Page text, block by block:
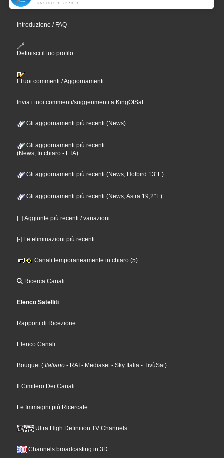
Introduzione / FAQ
Definisci il tuo profilo
I Tuoi commenti / Aggiornamenti
Invia i tuoi commenti/suggerimenti a KingOfSat
Gli aggiornamenti più recenti (News)
Gli aggiornamenti più recenti
(News, In chiaro - FTA)
Gli aggiornamenti più recenti (News, Hotbird 13°E)
Gli aggiornamenti più recenti (News, Astra 19,2°E)
[+] Aggiunte più recenti / variazioni
[-] Le eliminazioni più recenti
Canali temporaneamente in chiaro (5)
Ricerca Canali
Elenco Satelliti
Rapporti di Ricezione
Elenco Canali
Bouquet( Italiano - RAI - Mediaset- Sky Italia - TivùSat)
Il Cimitero Dei Canali
Le Immagini più Ricercate
Ultra High Definition TV Channels
Channels broadcasting in 3D